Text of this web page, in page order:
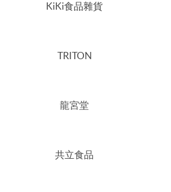
KiKi食品雜貨
TRITON
龍宮堂
共立食品